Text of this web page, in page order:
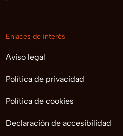
Enlaces de interés
Aviso legal
Política de privacidad
Política de cookies
Declaración de accesibilidad